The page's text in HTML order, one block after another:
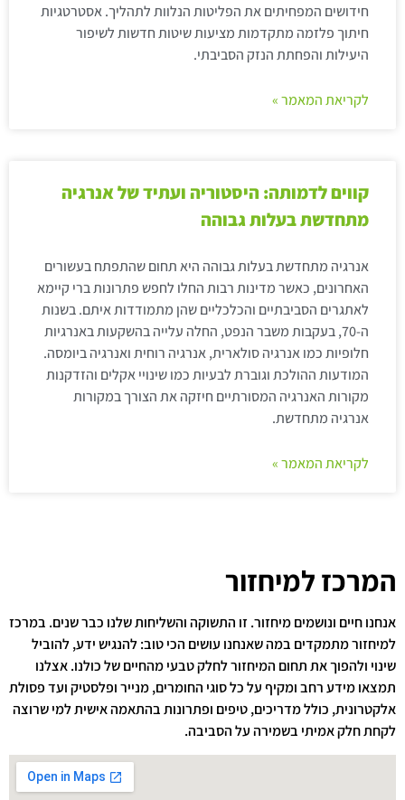
חידושים המפחיתים את הפליטות הנלוות לתהליך. אסטרטגיות
חיתוך פלזמה מתקדמות מציעות שיטות חדשות לשיפור
היעילות והפחתת הנזק הסביבתי.
לקריאת המאמר »
קווים לדמותה: היסטוריה ועתיד של אנרגיה
מתחדשת בעלות גבוהה
אנרגיה מתחדשת בעלות גבוהה היא תחום שהתפתח בעשורים
האחרונים, כאשר מדינות רבות החלו לחפש פתרונות ברי קיימא
לאתגרים הסביבתיים והכלכליים שהן מתמודדות איתם. בשנות
ה-70, בעקבות משבר הנפט, החלה עלייה בהשקעות באנרגיות
חלופיות כמו אנרגיה סולארית, אנרגיה רוחית ואנרגיה ביומסה.
המודעות ההולכת וגוברת לבעיות כמו שינויי אקלים והזדקנות
מקורות האנרגיה המסורתיים חיזקה את הצורך במקורות
אנרגיה מתחדשת.
לקריאת המאמר »
המרכז למיחזור
אנחנו חיים ונושמים מיחזור. זו התשוקה והשליחות שלנו כבר שנים. במרכז
למיחזור מתמקדים במה שאנחנו עושים הכי טוב: להנגיש ידע, להוביל
שינוי ולהפוך את תחום המיחזור לחלק טבעי מהחיים של כולנו. אצלנו
תמצאו מידע רחב ומקיף על כל סוגי החומרים, מנייר ופלסטיק ועד פסולת
אלקטרונית, כולל מדריכים, טיפים ופתרונות בהתאמה אישית למי שרוצה
לקחת חלק אמיתי בשמירה על הסביבה.